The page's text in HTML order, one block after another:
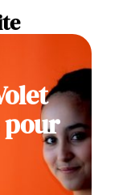
pour